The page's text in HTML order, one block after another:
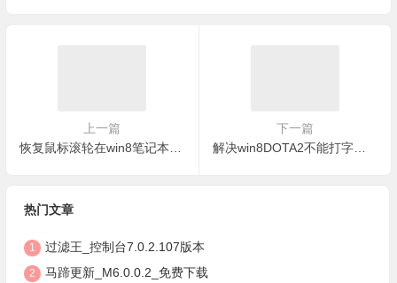
上一篇
下一篇
解决win8DOTA2不能打字的情况
热门文章
1 过滤王_控制台7.0.2.107版本
2 马蹄更新_M6.0.0.2_免费下载